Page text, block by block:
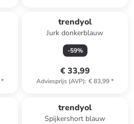
*
trendyol
Jurk donkerblauw
-59%
€ 33,99
Adviesprijs (AVP): € 83,99*
trendyol
Spijkershort blauw